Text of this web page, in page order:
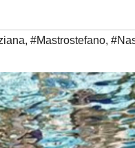
, #Mastrostefano,